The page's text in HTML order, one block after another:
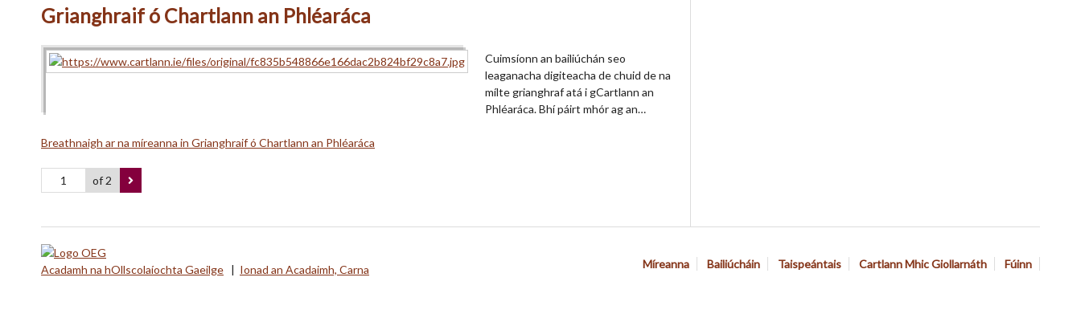
Grianghraif ó Chartlann an Phléaráca
Cuimsíonn an bailiúchán seo
leaganacha digiteacha de chuid de na
mílte grianghraf atá i gCartlann an
Phléaráca. Bhí páirt mhór ag an…
Breathnaigh ar na míreanna in Grianghraif ó Chartlann an Phléaráca
of 2
Míreanna Bailiúcháin Taispeántais Cartlann Mhic Giollarnáth Fúinn
Acadamh na hOllscolaíochta Gaeilge | Ionad an Acadaimh, Carna